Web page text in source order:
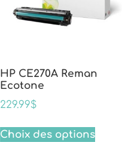
HP CE270A Reman
Ecotone
229.99$
Choix des options